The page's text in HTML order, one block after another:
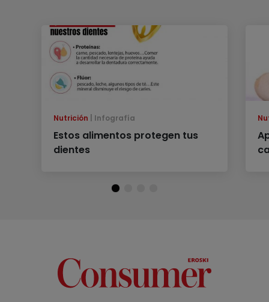
Nutrición Infografía
Estos alimentos protegen tus
dientes